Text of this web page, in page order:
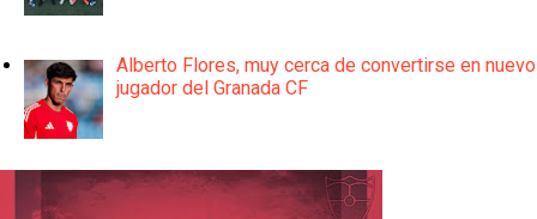
Alberto Flores, muy cerca de convertirse en nuevo
jugador del Granada CF